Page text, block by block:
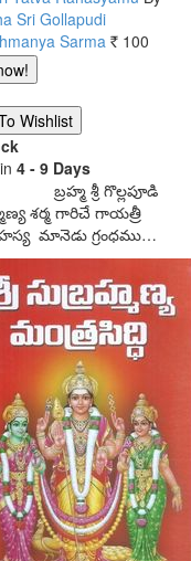
Sri Gollapudi
Sarma Rs. 100
4 - 9 Days
శ్రీ గొల్లపూడి
శర్మ గారిచే గాయత్రీ
మానెడు గ్రంధము…